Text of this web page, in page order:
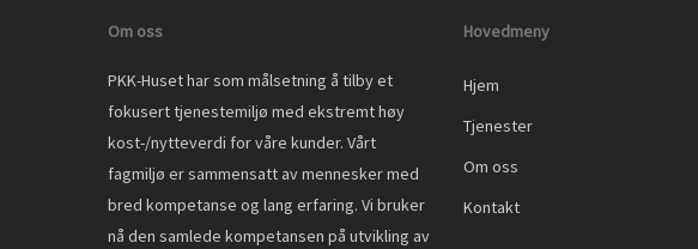
Om oss
PKK-Huset har som målsetning å tilby et
fokusert tjenestemiljø med ekstremt høy
kost-/nytteverdi for våre kunder. Vårt
fagmiljø er sammensatt av mennesker med
bred kompetanse og lang erfaring. Vi bruker
nå den samlede kompetansen på utvikling av
Hovedmeny
Hjem
Tjenester
Om oss
Kontakt